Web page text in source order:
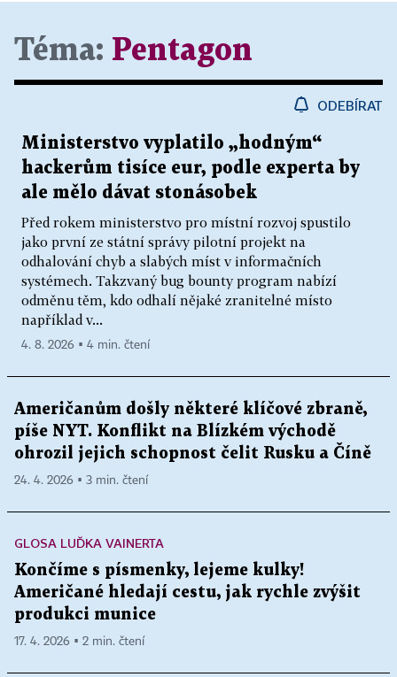
Téma: Pentagon
ODEBÍRAT
Ministerstvo vyplatilo „hodným“
hackerům tisíce eur, podle experta by
ale mělo dávat stonásobek
Před rokem ministerstvo pro místní rozvoj spustilo
jako první ze státní správy pilotní projekt na
odhalování chyb a slabých míst v informačních
systémech. Takzvaný bug bounty program nabízí
odměnu těm, kdo odhalí nějaké zranitelné místo
například v...
4. 8. 2026 ▪ 4 min. čtení
Američanům došly některé klíčové zbraně,
píše NYT. Konflikt na Blízkém východě
ohrozil jejich schopnost čelit Rusku a Číně
24. 4. 2026 ▪ 3 min. čtení
GLOSA LUĎKA VAINERTA
Končíme s písmenky, lejeme kulky!
Američané hledají cestu, jak rychle zvýšit
produkci munice
17. 4. 2026 ▪ 2 min. čtení